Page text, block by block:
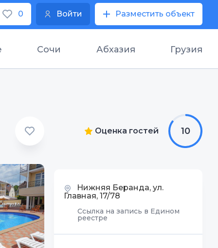
0 Войти Разместить объект
Сочи Абхазия Грузия
Оценка гостей 10
Нижняя Беранда, ул.
Главная, 17/78
Ссылка на запись в Едином
реестре